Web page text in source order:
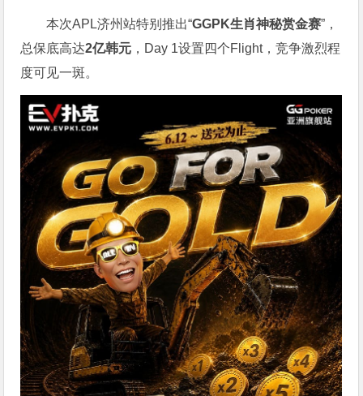
本次APL济州站特别推出“GGPK生肖神秘赏金赛”，
总保底高达2亿韩元 ，Day 1设置四个Flight，竞争激烈程
度可见一斑。